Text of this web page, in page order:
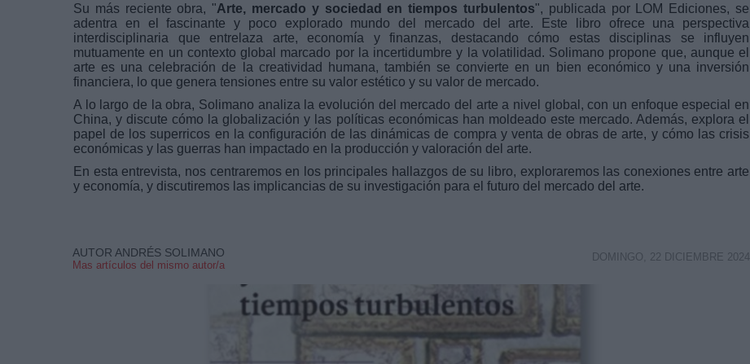
Su más reciente obra, "Arte, mercado y sociedad en tiempos turbulentos", publicada por LOM Ediciones, se
adentra en el fascinante y poco explorado mundo del mercado del arte. Este libro ofrece una perspectiva
interdisciplinaria que entrelaza arte, economía y finanzas, destacando cómo estas disciplinas se influyen
mutuamente en un contexto global marcado por la incertidumbre y la volatilidad. Solimano propone que, aunque el
arte es una celebración de la creatividad humana, también se convierte en un bien económico y una inversión
financiera, lo que genera tensiones entre su valor estético y su valor de mercado.
A lo largo de la obra, Solimano analiza la evolución del mercado del arte a nivel global, con un enfoque especial en
China, y discute cómo la globalización y las políticas económicas han moldeado este mercado. Además, explora el
papel de los superricos en la configuración de las dinámicas de compra y venta de obras de arte, y cómo las crisis
económicas y las guerras han impactado en la producción y valoración del arte.
En esta entrevista, nos centraremos en los principales hallazgos de su libro, exploraremos las conexiones entre arte
y economía, y discutiremos las implicancias de su investigación para el futuro del mercado del arte.
AUTOR ANDRÉS SOLIMANO
Mas artículos del mismo autor/a
DOMINGO, 22 DICIEMBRE 2024